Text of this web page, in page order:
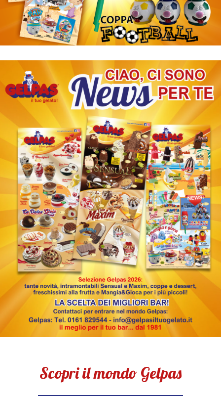
Scopri il mondo Gelpas